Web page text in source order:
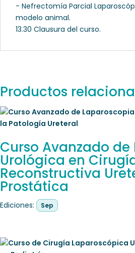
- Nefrectomía Parcial
modelo animal.
13.30 Clausura del curso.
Productos
Curso Avanzado
Urológica en
Reconstructiva
Prostática
Ediciones: Sep